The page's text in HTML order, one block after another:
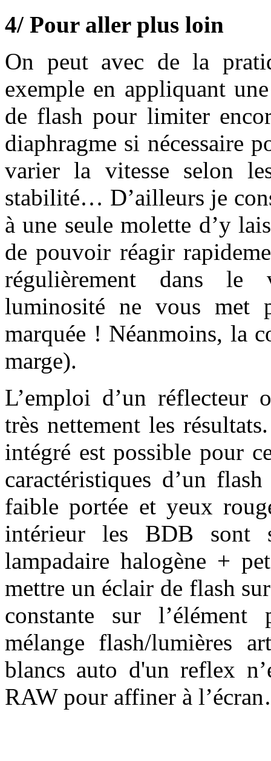
4/ Pour aller plus loin
On peut avec de la
exemple en appliquant
de flash pour limiter
diaphragme si nécessaire
varier la vitesse selon
stabilité… D’ailleurs je
à une seule molette d’y
de pouvoir réagir
régulièrement dans le
luminosité ne vous met
marquée ! Néanmoins, la
marge).
L’emploi d’un réflecteur
très nettement les
intégré est possible pour
caractéristiques d’un
faible portée et yeux
intérieur les BDB sont
lampadaire halogène +
mettre un éclair de flash
constante sur
mélange flash/lumières
blancs auto d'un reflex
RAW pour affiner à